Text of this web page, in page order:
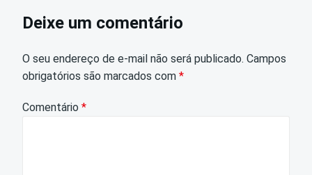
Deixe um comentário
O seu endereço de e-mail não será publicado. Campos
obrigatórios são marcados com *
Comentário *